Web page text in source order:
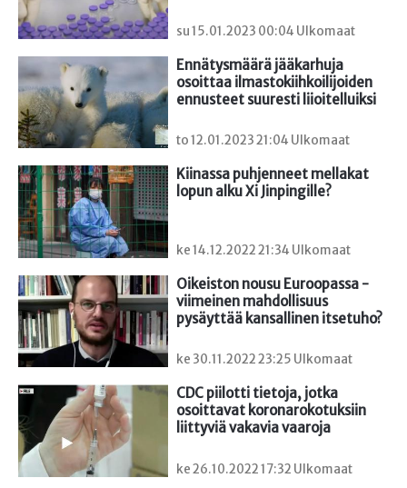
su 15.01.2023 00:04 Ulkomaat
Ennätysmäärä jääkarhuja
osoittaa ilmastokiihkoilijoiden
ennusteet suuresti liioitelluiksi
to 12.01.2023 21:04 Ulkomaat
Kiinassa puhjenneet mellakat
lopun alku Xi Jinpingille?
ke 14.12.2022 21:34 Ulkomaat
Oikeiston nousu Euroopassa -
viimeinen mahdollisuus
pysäyttää kansallinen itsetuho?
ke 30.11.2022 23:25 Ulkomaat
CDC piilotti tietoja, jotka
osoittavat koronarokotuksiin
liittyviä vakavia vaaroja
ke 26.10.2022 17:32 Ulkomaat